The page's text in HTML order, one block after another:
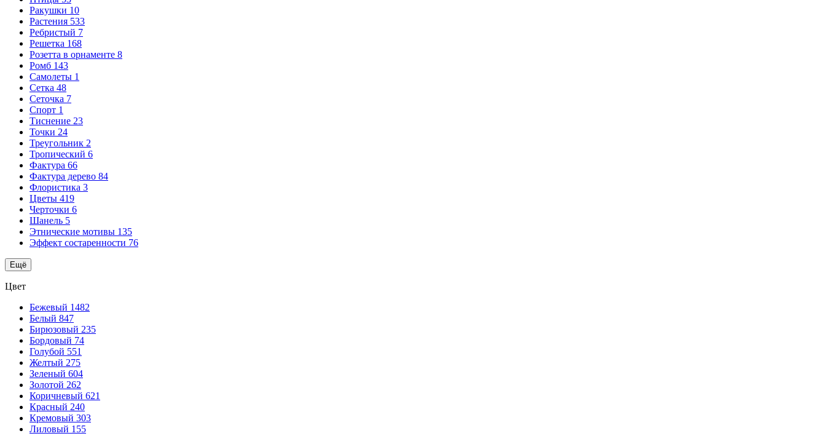
Ракушки 10
Растения 533
Ребристый 7
Решетка 168
Розетта в орнаменте 8
Ромб 143
Самолеты 1
Сетка 48
Сеточка 7
Спорт 1
Тиснение 23
Точки 24
Треугольник 2
Тропический 6
Фактура 66
Фактура дерево 84
Флористика 3
Цветы 419
Черточки 6
Шанель 5
Этнические мотивы 135
Эффект состаренности 76
Ещё
Цвет
Бежевый 1482
Белый 847
Бирюзовый 235
Бордовый 74
Голубой 551
Желтый 275
Зеленый 604
Золотой 262
Коричневый 621
Красный 240
Кремовый 303
Лиловый 155